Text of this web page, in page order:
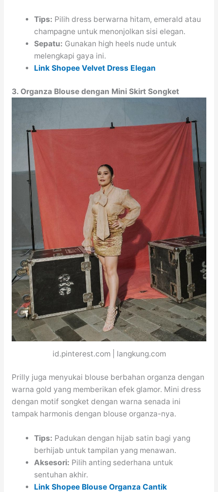
Tips: Pilih dress berwarna hitam, emerald atau
champagne untuk menonjolkan sisi elegan.
Sepatu: Gunakan high heels nude untuk
melengkapi gaya ini.
Link Shopee Velvet Dress Elegan
3. Organza Blouse dengan Mini Skirt Songket
id.pinterest.com | langkung.com
Prilly juga menyukai blouse berbahan organza dengan
warna gold yang memberikan efek glamor. Mini dress
dengan motif songket dengan warna senada ini
tampak harmonis dengan blouse organza-nya.
Tips: Padukan dengan hijab satin bagi yang
berhijab untuk tampilan yang menawan.
Aksesori: Pilih anting sederhana untuk
sentuhan akhir.
Link Shopee Blouse Organza Cantik